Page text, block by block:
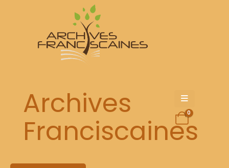
Archives
Franciscaines
0